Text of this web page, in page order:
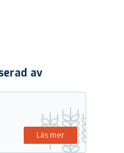
av
Läs mer